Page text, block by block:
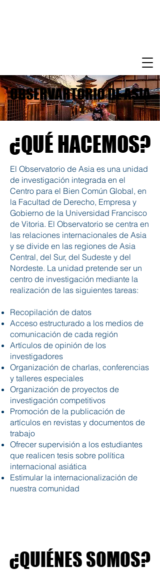
OBSERVARTORIO DE ASIA
OBSERVARTORIO DE ASIA
¿QUÉ HACEMOS?
¿QUÉ HACEMOS?
El Observatorio de Asia es una unidad
de investigación integrada en el
Centro para el Bien Común Global, en
la Facultad de Derecho, Empresa y
Gobierno de la Universidad Francisco
de Vitoria. El Observatorio se centra en
las relaciones internacionales de Asia
y se divide en las regiones de Asia
Central, del Sur, del Sudeste y del
Nordeste. La unidad pretende ser un
centro de investigación mediante la
realización de las siguientes tareas:
Recopilación de datos
Acceso estructurado a los medios de
comunicación de cada región
Artículos de opinión de los
investigadores
Organización de charlas, conferencias
y talleres especiales
Organización de proyectos de
investigación competitivos
Promoción de la publicación de
artículos en revistas y documentos de
trabajo
Ofrecer supervisión a los estudiantes
que realicen tesis sobre política
internacional asiática
Estimular la internacionalización de
nuestra comunidad
¿QUIÉNES SOMOS?
¿QUIÉNES SOMOS?